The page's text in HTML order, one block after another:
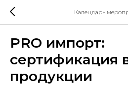
Календарь
PRO импорт:
сертификация
продукции